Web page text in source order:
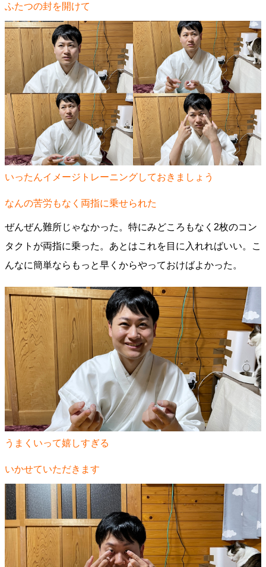
ふたつの封を開けて
いったんイメージトレーニングしておきましょう
なんの苦労もなく両指に乗せられた
ぜんぜん難所じゃなかった。特にみどころもなく2枚のコン
タクトが両指に乗った。あとはこれを目に入れればいい。こ
んなに簡単ならもっと早くからやっておけばよかった。
うまくいって嬉しすぎる
いかせていただきます